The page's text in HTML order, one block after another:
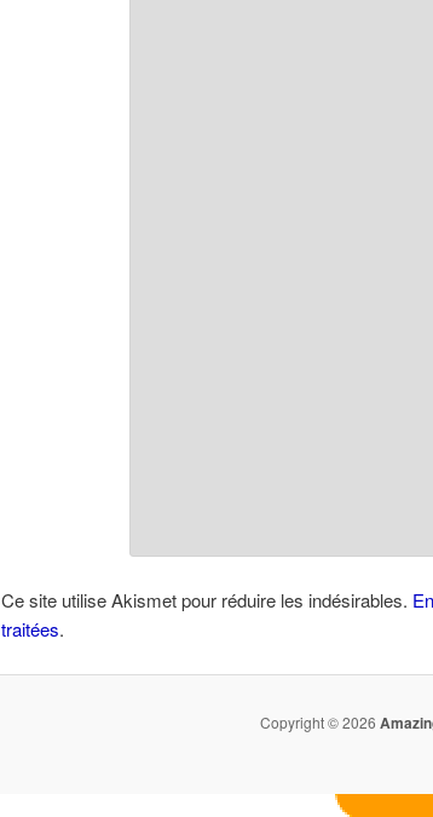
Ce site utilise Akismet pour réduire les indésirables.
traitées.
Copyright © 2026